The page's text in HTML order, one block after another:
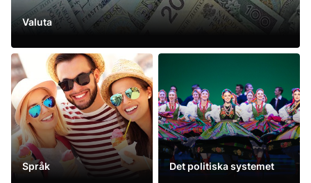
Valuta
Se mer
Språk Det politiska systemet